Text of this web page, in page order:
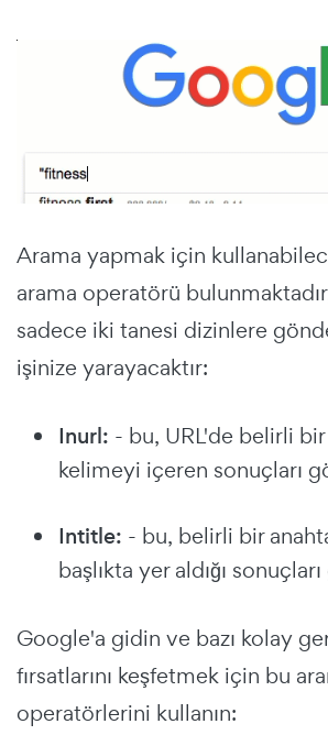
Arama yapmak için
arama operatörü
sadece iki tanesi dizinlere
işinize yarayacaktır:
Inurl: - bu, URL'de belirli
kelimeyi içeren sonuçları
Intitle: - bu, belirli bir
başlıkta yer aldığı
Google'a gidin ve bazı kolay
fırsatlarını keşfetmek için bu
operatörlerini kullanın: